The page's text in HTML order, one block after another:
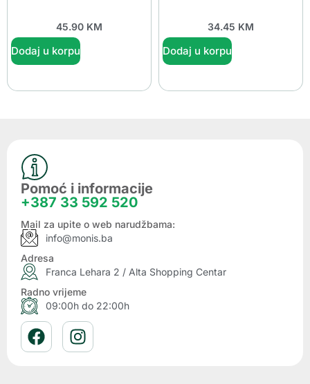
45.90 KM
Dodaj u korpu
34.45 KM
Dodaj u korpu
Pomoć i informacije
+387 33 592 520
Mail za upite o web narudžbama:
info@monis.ba
Adresa
Franca Lehara 2 / Alta Shopping Centar
Radno vrijeme
09:00h do 22:00h